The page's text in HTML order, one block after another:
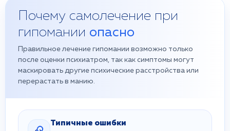
Почему самолечение при
гипомании опасно
Правильное лечение гипомании возможно только
после оценки психиатром, так как симптомы могут
маскировать другие психические расстройства или
перерастать в манию.
Типичные ошибки